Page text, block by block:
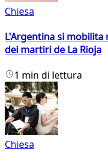
Chiesa
L'Argentina si mobilita
dei martiri de La Rioja
1 min di lettura
Chiesa